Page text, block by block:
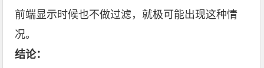
前端显示时候也不做过滤，就极可能出现这种情
况。
结论：